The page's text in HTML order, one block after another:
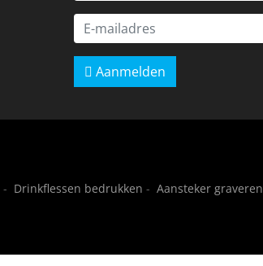
Aanmelden
- Drinkflessen bedrukken - Aansteker graveren